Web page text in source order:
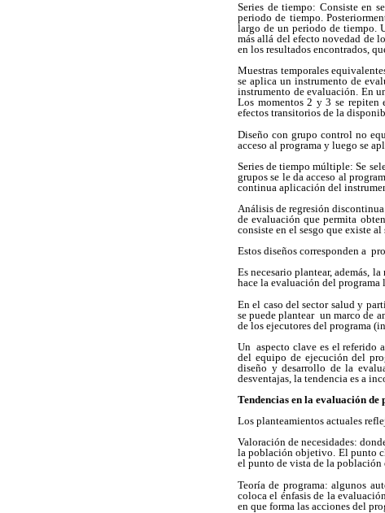
Series de tiempo: Consiste en
periodo de tiempo.
largo de un periodo de tiempo.
más allá del efecto novedad de
en los resultados encontrados,
Muestras temporales
se aplica un instrumento de
instrumento de evaluación. En
Los momentos 2 y 3 se repiten
efectos transitorios de la
Diseño con grupo control no
acceso al programa y luego se
Series de tiempo múltiple: Se
grupos se le da acceso al
continua aplicación del
Análisis de regresión
de evaluación que permita
consiste en el sesgo que existe
Estos diseños corresponden a
Es necesario plantear, además,
hace la evaluación del programa
En el caso del sector salud y
se puede plantear un marco de
de los ejecutores del programa
Un aspecto clave es el referido
del equipo de ejecución del
diseño y desarrollo de la
desventajas, la tendencia es a
Tendencias en la evaluación de
Los planteamientos actuales
Valoración de necesidades:
la población objetivo. El punto
el punto de vista de la
Teoría de programa: algunos
coloca el énfasis de la
en que forma las acciones del